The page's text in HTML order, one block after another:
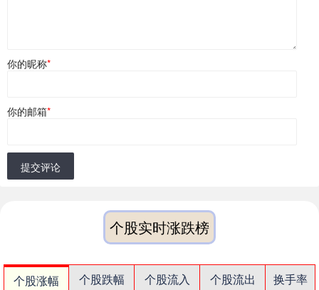
你的昵称*
你的邮箱*
提交评论
个股实时涨跌榜
个股涨幅 个股跌幅 个股流入 个股流出
换手率